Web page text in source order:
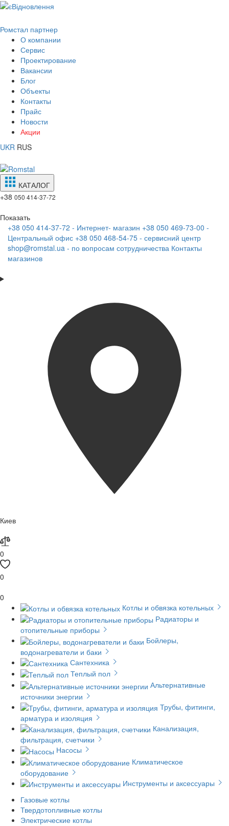
Ромстал партнер
О компании
Сервис
Проектирование
Вакансии
Блог
Объекты
Контакты
Прайс
Новости
Акции
UKR RUS
КАТАЛОГ
+38 050 414-37-72
Показать
+38 050 414-37-72 - Интернет- магазин +38 050 469-73-00 -
Центральный офис +38 050 468-54-75 - сервисний центр
shop@romstal.ua - по вопросам сотрудничества Контакты
магазинов
Киев
0
0
0
Котлы и обвязка котельных
Радиаторы и
отопительные приборы
Бойлеры,
водонагреватели и баки
Сантехника
Теплый пол
Альтернативные
источники энергии
Трубы, фитинги,
арматура и изоляция
Канализация,
фильтрация, счетчики
Насосы
Климатическое
оборудование
Инструменты и аксессуары
Газовые котлы
Твердотопливные котлы
Электрические котлы